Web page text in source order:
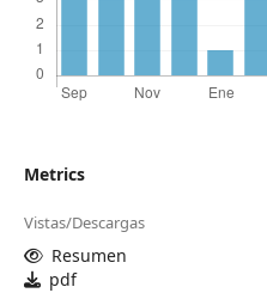
Metrics
Vistas/Descargas
Resumen
pdf